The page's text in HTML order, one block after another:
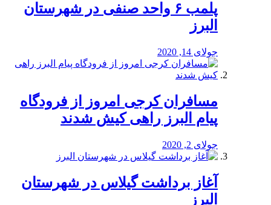
پلمب ۶ واحد صنفی در شهرستان
البرز
جولای 14, 2020
مسافران کرجی امروز از فرودگاه
پیام البرز راهی کیش شدند
جولای 2, 2020
آغاز برداشت گیلاس در شهرستان
البرز